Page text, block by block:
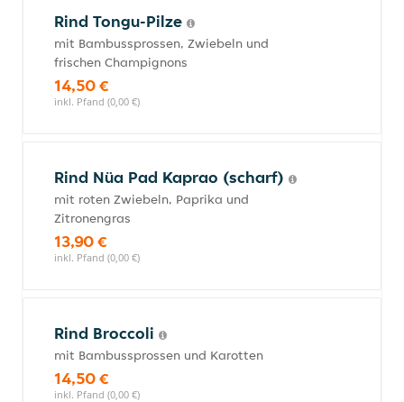
Rind Tongu-Pilze
mit Bambussprossen, Zwiebeln und
frischen Champignons
14,50 €
inkl. Pfand (0,00 €)
Rind Nüa Pad Kaprao (scharf)
mit roten Zwiebeln, Paprika und
Zitronengras
13,90 €
inkl. Pfand (0,00 €)
Rind Broccoli
mit Bambussprossen und Karotten
14,50 €
inkl. Pfand (0,00 €)